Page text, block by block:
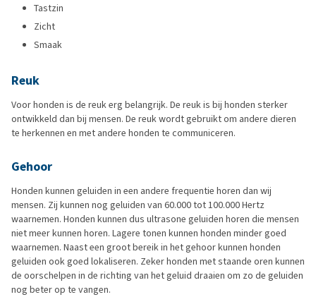
Tastzin
Zicht
Smaak
Reuk
Voor honden is de reuk erg belangrijk. De reuk is bij honden sterker
ontwikkeld dan bij mensen. De reuk wordt gebruikt om andere dieren
te herkennen en met andere honden te communiceren.
Gehoor
Honden kunnen geluiden in een andere frequentie horen dan wij
mensen. Zij kunnen nog geluiden van 60.000 tot 100.000 Hertz
waarnemen. Honden kunnen dus ultrasone geluiden horen die mensen
niet meer kunnen horen. Lagere tonen kunnen honden minder goed
waarnemen. Naast een groot bereik in het gehoor kunnen honden
geluiden ook goed lokaliseren. Zeker honden met staande oren kunnen
de oorschelpen in de richting van het geluid draaien om zo de geluiden
nog beter op te vangen.